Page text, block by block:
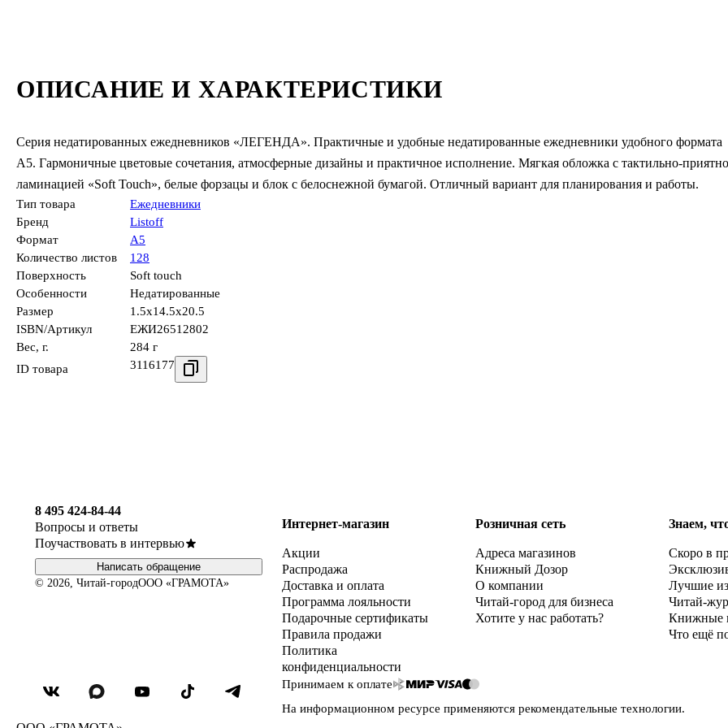
ОПИСАНИЕ И ХАРАКТЕРИСТИКИ
Серия недатированных ежедневников «ЛЕГЕНДА». Практичные и удобные недатированные ежедневники удобного формата
А5. Гармоничные цветовые сочетания, атмосферные дизайны и практичное исполнение. Мягкая обложка с тактильно-
ламинацией «Soft Touch», белые форзацы и блок с белоснежной бумагой. Отличный вариант для планирования и работы.
Тип товара
Ежедневники
Бренд
Listoff
Формат
А5
Количество листов
128
Поверхность
Soft touch
Особенности
Недатированные
Размер
1.5x14.5x20.5
ISBN/Артикул
ЕЖИ26512802
Вес, г.
284 г
ID товара
3116177
8 495 424-84-44
Вопросы и ответы
Поучаствовать в интервью
Написать обращение
© 2026, Читай-городООО «ГРАМОТА»
Интернет-магазин
Акции
Распродажа
Доставка и оплата
Программа лояльности
Подарочные сертификаты
Правила продажи
Политика
конфиденциальности
Розничная сеть
Адреса магазинов
Книжный Дозор
О компании
Читай-город для бизнеса
Хотите у нас работать?
Знаем,
Скоро в
Лучшие
Читай-
Книжные
Что ещё
Принимаем к оплате
На информационном ресурсе применяются рекомендательные технологии.